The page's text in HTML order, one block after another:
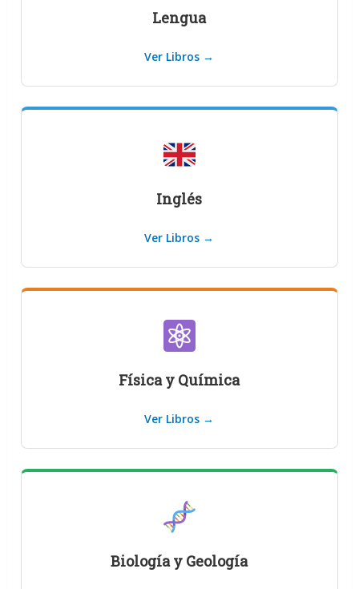
Lengua
Ver Libros →
Inglés
Ver Libros →
Física y Química
Ver Libros →
Biología y Geología